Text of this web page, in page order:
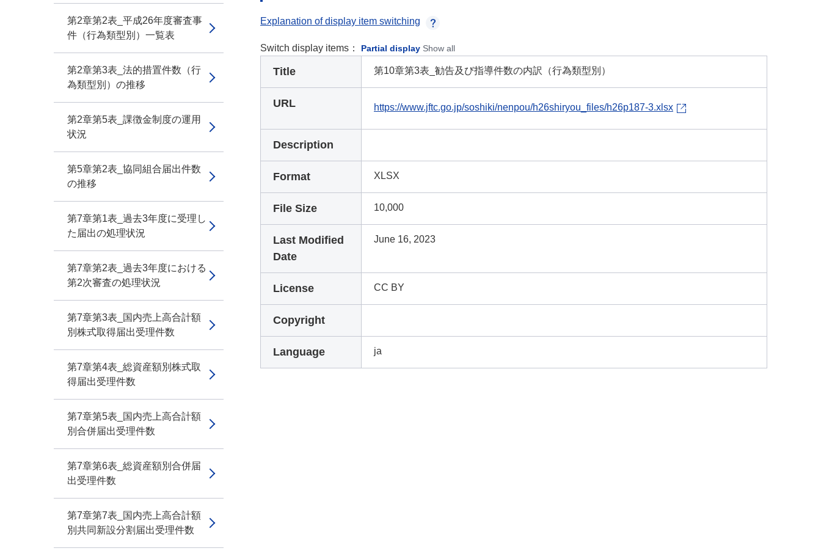
第2章第2表_平成26年度審査事
件（行為類型別）一覧表
第2章第3表_法的措置件数（行
為類型別）の推移
第2章第5表_課徴金制度の運用
状況
第5章第2表_協同組合届出件数
の推移
第7章第1表_過去3年度に受理し
た届出の処理状況
第7章第2表_過去3年度における
第2次審査の処理状況
第7章第3表_国内売上高合計額
別株式取得届出受理件数
第7章第4表_総資産額別株式取
得届出受理件数
第7章第5表_国内売上高合計額
別合併届出受理件数
第7章第6表_総資産額別合併届
出受理件数
第7章第7表_国内売上高合計額
別共同新設分割届出受理件数
Explanation of display item switching
Switch display items： Partial display Show all
Title 第10章第3表_勧告及び指導件数の内訳（行為類型別）
URL https://www.jftc.go.jp/soshiki/nenpou/h26shiryou_files/h26p187-3.xlsx
Description
Format XLSX
File Size 10,000
Last Modified
Date
June 16, 2023
License CC BY
Copyright
Language ja